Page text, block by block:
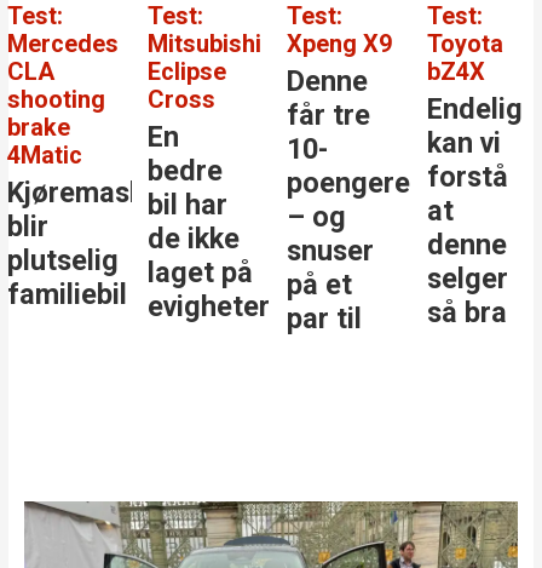
Test:
Xpeng X9
Denne
får tre
10-
poengere
– og
snuser
på et
Test:
Toyota
bZ4X
Endelig
kan vi
forstå
at
denne
selger
så bra
Test:
Mercedes-
Benz GLC
Den
største
stjernen
i
klassen
Test:
Atto EVO
Kanskje
er dette
årets
beste
bilkjøp